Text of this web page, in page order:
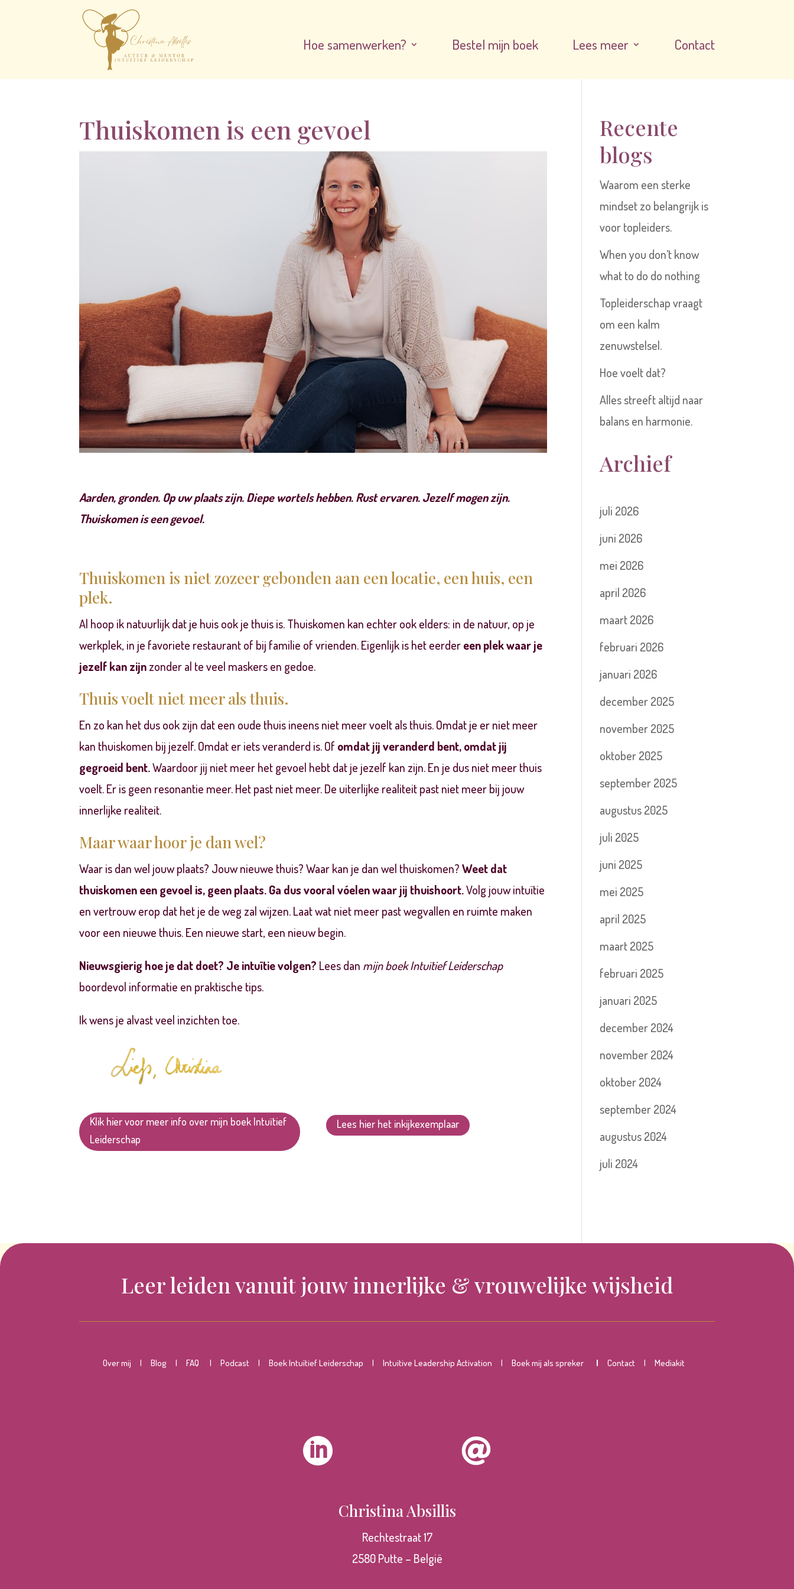
Hoe samenwerken? Bestel mijn boek Lees meer Contact
Thuiskomen is een gevoel
Aarden, gronden. Op uw plaats zijn. Diepe wortels hebben. Rust ervaren. Jezelf mogen zijn.
Thuiskomen is een gevoel.
Thuiskomen is niet zozeer gebonden aan een locatie, een huis, een
plek.
Al hoop ik natuurlijk dat je huis ook je thuis is. Thuiskomen kan echter ook elders: in de natuur, op je
werkplek, in je favoriete restaurant of bij familie of vrienden.Eigenlijk is het eerdereen plek waar je
jezelf kan zijnzonder al te veel maskers en gedoe.
Thuis voelt niet meer als thuis.
En zo kan het dus ook zijn dat een oude thuis ineens niet meer voelt als thuis. Omdat je er niet meer
kan thuiskomen bij jezelf. Omdat er iets veranderd is. Of omdat jij veranderd bent, omdat jij
gegroeid bent.Waardoor jij niet meer het gevoel hebt dat je jezelf kan zijn. En je dus niet meer thuis
voelt. Er is geen resonantie meer. Het past niet meer. De uiterlijke realiteit past niet meer bij jouw
innerlijke realiteit.
Maar waar hoor je dan wel?
Waar is dan wel jouw plaats? Jouw nieuwe thuis? Waar kan je dan wel thuiskomen?Weet dat
thuiskomen een gevoel is, geen plaats. Ga dus vooral vóelen waar jij thuishoort.Volg jouw intuïtie
en vertrouw erop dat het je de weg zal wijzen. Laat wat niet meer past wegvallen en ruimte maken
voor een nieuwe thuis. Een nieuwe start, een nieuw begin.
Nieuwsgierig hoe je dat doet? Je intuïtie volgen? Lees dan mijn boek Intuïtief Leiderschap
boordevol informatie en praktische tips.
Ik wens je alvast veel inzichten toe.
Klik hier voor meer info over mijn boek Intuïtief
Leiderschap
Lees hier het inkijkexemplaar
Recente
blogs
Waarom een sterke
mindset zo belangrijk is
voor topleiders.
When you don’t know
what to do do nothing
Topleiderschap vraagt
om een kalm
zenuwstelsel.
Hoe voelt dat?
Alles streeft altijd naar
balans en harmonie.
Archief
juli 2026
juni 2026
mei 2026
april 2026
maart 2026
februari 2026
januari 2026
december 2025
november 2025
oktober 2025
september 2025
augustus 2025
juli 2025
juni 2025
mei 2025
april 2025
maart 2025
februari 2025
januari 2025
december 2024
november 2024
oktober 2024
september 2024
augustus 2024
juli 2024
Leer leiden vanuit jouw innerlijke & vrouwelijke wijsheid
Over mij | Blog | FAQ | Podcast | Boek Intuïtief Leiderschap | Intuitive Leadership Activation | Boek mij als spreker | Contact | Mediakit
 
Christina Absillis
Rechtestraat 17
2580 Putte – België